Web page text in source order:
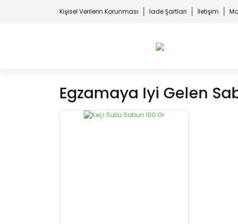
Kişisel Verilerin Korunması İade Şartları İletişim
Egzamaya Iyi Gelen